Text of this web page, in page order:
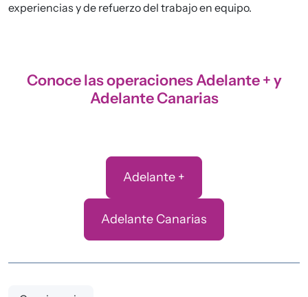
experiencias y de refuerzo del trabajo en equipo.
Conoce las operaciones Adelante + y
Adelante Canarias
Adelante +
Adelante Canarias